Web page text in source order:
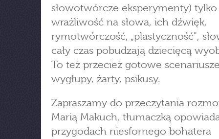
słowotwórcze eksperymenty)
wrażliwość na słowa, ich dźwięk,
rymotwórczość, „plastyczność",
cały czas pobudzają dziecięcą
To też przecież gotowe
wygłupy, żarty, psikusy.
Zapraszamy do przeczytania
Marią Makuch, tłumaczką
przygodach niesfornego bohatera